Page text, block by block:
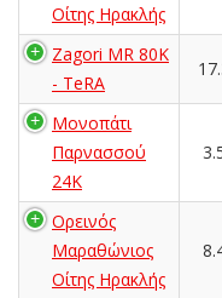
Οίτης Ηρακλής
Zagori MR 80K
- TeRA
Μονοπάτι
Παρνασσού
24K
Ορεινός
Μαραθώνιος
Οίτης Ηρακλής